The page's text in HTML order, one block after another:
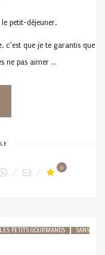
petit-déjeuner.
, c’est que je te garantis que
ne pas aimer …
0
PETITS GOURMANDS SANS